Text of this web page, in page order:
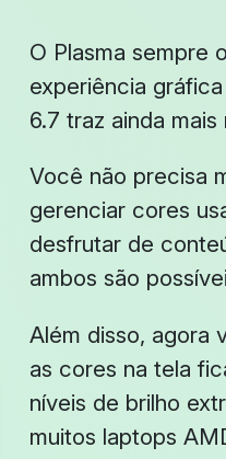
O Plasma sempre
experiência
6.7 traz ainda mais
Você não precisa
gerenciar cores
desfrutar de
ambos são
Além disso, agora
as cores na tela
níveis de brilho
muitos laptops